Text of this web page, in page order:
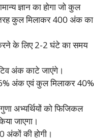
ज्ञान का होगा जो कुल
कुल मिलाकर 400 अंक का
के लिए 2-2 घंटे का समय
अंक काटे जाएंगे।
अंक एवं कुल मिलाकर 40%
अभ्यर्थियों को फिजिकल
जाएगा।
अंकों की होगी।